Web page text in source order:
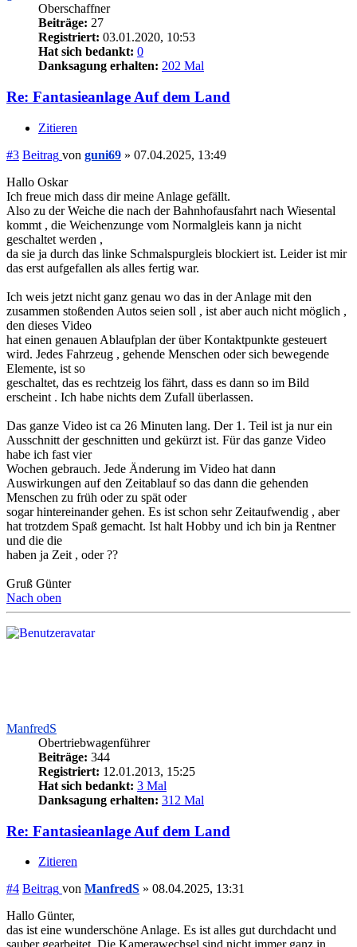
Oberschaffner
Beiträge: 27
Registriert: 03.01.2020, 10:53
Hat sich bedankt: 0
Danksagung erhalten: 202 Mal
Re: Fantasieanlage Auf dem Land
Zitieren
#3 Beitrag von guni69 » 07.04.2025, 13:49
Hallo Oskar
Ich freue mich dass dir meine Anlage gefällt.
Also zu der Weiche die nach der Bahnhofausfahrt nach Wiesental
kommt , die Weichenzunge vom Normalgleis kann ja nicht
geschaltet werden ,
da sie ja durch das linke Schmalspurgleis blockiert ist. Leider ist mir
das erst aufgefallen als alles fertig war.
Ich weis jetzt nicht ganz genau wo das in der Anlage mit den
zusammen stoßenden Autos seien soll , ist aber auch nicht möglich ,
den dieses Video
hat einen genauen Ablaufplan der über Kontaktpunkte gesteuert
wird. Jedes Fahrzeug , gehende Menschen oder sich bewegende
Elemente, ist so
geschaltet, das es rechtzeig los fährt, dass es dann so im Bild
erscheint . Ich habe nichts dem Zufall überlassen.
Das ganze Video ist ca 26 Minuten lang. Der 1. Teil ist ja nur ein
Ausschnitt der geschnitten und gekürzt ist. Für das ganze Video
habe ich fast vier
Wochen gebrauch. Jede Änderung im Video hat dann
Auswirkungen auf den Zeitablauf so das dann die gehenden
Menschen zu früh oder zu spät oder
sogar hintereinander gehen. Es ist schon sehr Zeitaufwendig , aber
hat trotzdem Spaß gemacht. Ist halt Hobby und ich bin ja Rentner
und die die
haben ja Zeit , oder ??
Gruß Günter
Nach oben
ManfredS
Obertriebwagenführer
Beiträge: 344
Registriert: 12.01.2013, 15:25
Hat sich bedankt: 3 Mal
Danksagung erhalten: 312 Mal
Re: Fantasieanlage Auf dem Land
Zitieren
#4 Beitrag von ManfredS » 08.04.2025, 13:31
Hallo Günter,
das ist eine wunderschöne Anlage. Es ist alles gut durchdacht und